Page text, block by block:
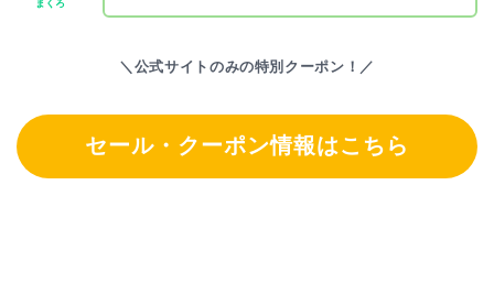
まくろ
＼公式サイトのみの特別クーポン！／
セール・クーポン情報はこちら